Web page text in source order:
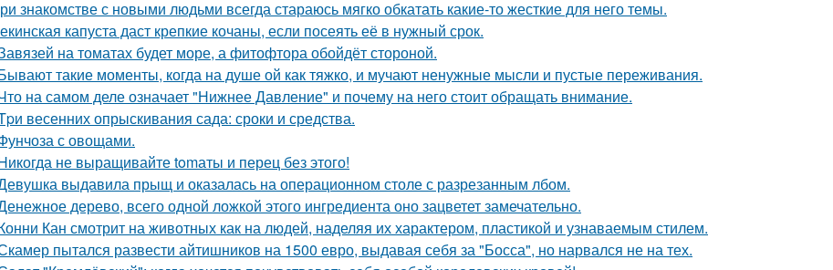
знакомстве с новыми людьми всегда стараюсь мягко обкатать какие-то жесткие для него темы.
капуста даст крепкие кочаны, если посеять её в нужный срок.
на томатах будет море, а фитофтора обойдёт стороной.
такие моменты, когда на душе ой как тяжко, и мучают ненужные мысли и пустые переживания.
на самом деле означает "Нижнее Давление" и почему на него стоит обращать внимание.
весенних опрыскивания сада: сроки и средства.
с овощами.
не выращивайте tomаты и перец без этого!
выдавила прыщ и оказалась на операционном столе с разрезанным лбом.
дерево, всего одной ложкой этого ингредиента оно зацветет замечательно.
Кан смотрит на животных как на людей, наделяя их характером, пластикой и узнаваемым стилем.
пытался развести айтишников на 1500 евро, выдавая себя за "Босса", но нарвался не на тех.